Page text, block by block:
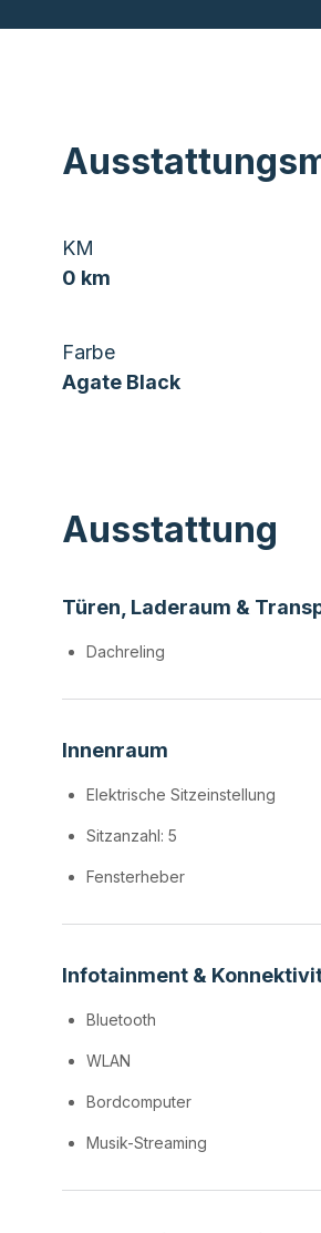
KM
0 km
Farbe
Agate Black
Ausstattung
Türen, Laderaum &
Dachreling
Innenraum
Elektrische Sitzeinstellung
Sitzanzahl: 5
Fensterheber
Infotainment &
Bluetooth
WLAN
Bordcomputer
Musik-Streaming